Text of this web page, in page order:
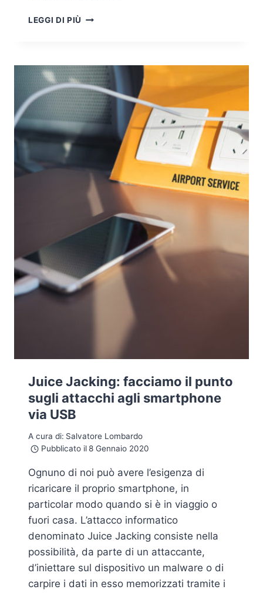
LEGGI DI PIÙ LA
SISTEMI
INFORMATIVI:
PERICOLI
E
CONTROMISURE
Juice Jacking: facciamo il punto
sugli attacchi agli smartphone
via USB
A cura di: Salvatore Lombardo
Pubblicato il 8 Gennaio 2020
Ognuno di noi può avere l’esigenza di
ricaricare il proprio smartphone, in
particolar modo quando si è in viaggio o
fuori casa. L’attacco informatico
denominato Juice Jacking consiste nella
possibilità, da parte di un attaccante,
d’iniettare sul dispositivo un malware o di
carpire i dati in esso memorizzati tramite i